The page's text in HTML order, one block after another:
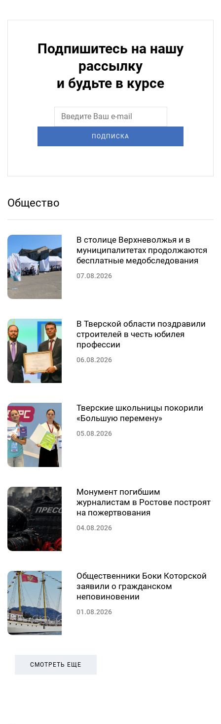
Подпишитесь на нашу
рассылку
и будьте в курсе
ПОДПИСКА
Общество
В столице Верхневолжья и в
муниципалитетах продолжаются
бесплатные медобследования
07.08.2026
В Тверской области поздравили
строителей в честь юбилея
профессии
06.08.2026
Тверские школьницы покорили
«Большую перемену»
05.08.2026
Монумент погибшим
журналистам в Ростове построят
на пожертвования
04.08.2026
Общественники Боки Которской
заявили о гражданском
неповиновении
01.08.2026
СМОТРЕТЬ ЕЩЕ